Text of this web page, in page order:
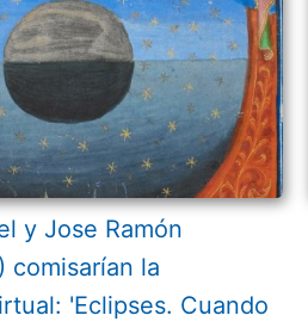
y Jose Ramón
comisarían la
'Eclipses. Cuando